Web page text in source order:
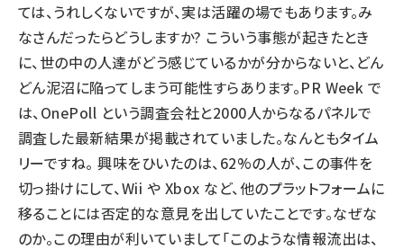
ては、うれしくないですが、実は活躍の場でもあります。み
なさんだったらどうしますか? こういう事態が起きたとき
に、世の中の人達がどう感じているかが分からないと、どん
どん泥沼に陥ってしまう可能性すらあります。PR Week で
は、OnePoll という調査会社と2000人からなるパネルで
調査した最新結果が掲載されていました。なんともタイム
リーですね。 興味をひいたのは、62%の人が、この事件を
切っ掛けにして、Wii や Xbox など、他のプラットフォームに
移ることには否定的な意見を出していたことです。なぜな
のか。この理由が利いていまして「このような情報流出は、